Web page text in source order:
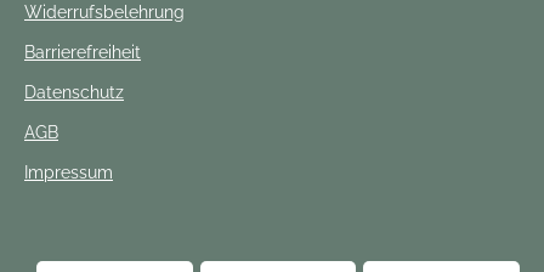
Widerrufsbelehrung
Barrierefreiheit
Datenschutz
AGB
Impressum